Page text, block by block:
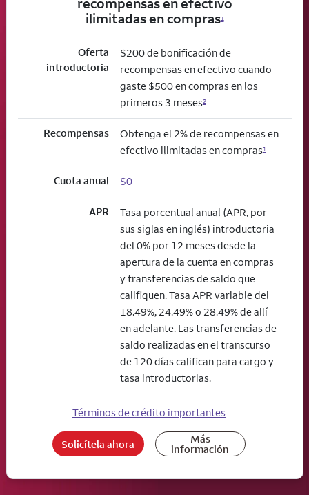
ilimitadas en compras1
Oferta
introductoria
$200 de bonificación de
recompensas en efectivo cuando
gaste $500 en compras en los
primeros 3 meses2
Recompensas
Obtenga el 2% de recompensas en
efectivo ilimitadas en compras1
Cuota anual $0
APR
Tasa porcentual anual (APR, por
sus siglas en inglés) introductoria
del 0% por 12 meses desde la
apertura de la cuenta en compras
y transferencias de saldo que
califiquen. Tasa APR variable del
18.49%, 24.49% o 28.49% de allí
en adelante. Las transferencias de
saldo realizadas en el transcurso
de 120 días califican para cargo y
tasa introductorias.
Términos de crédito importantes
Solicítela ahora Más
información